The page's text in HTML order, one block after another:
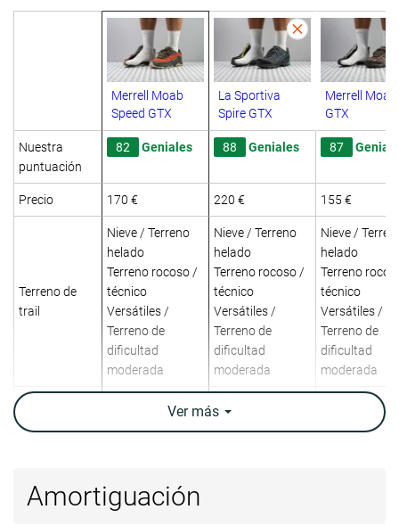
Merrell Moab
Speed GTX
La Sportiva
Spire GTX
Merrell
GTX
Nuestra
puntuación
82 Geniales 88 Geniales 87
Precio 170 € 220 € 155 €
Terreno de
trail
Nieve / Terreno
helado
Terreno rocoso /
técnico
Versátiles /
Terreno de
dificultad
moderada
Nieve / Terreno
helado
Terreno rocoso /
técnico
Versátiles /
Terreno de
dificultad
moderada
Nieve /
helado
Terreno
técnico
Versátiles /
Terreno de
dificultad
moderada
Absorción de
impactos
Peso
11.4 oz / 323g
Ver más
Amortiguación